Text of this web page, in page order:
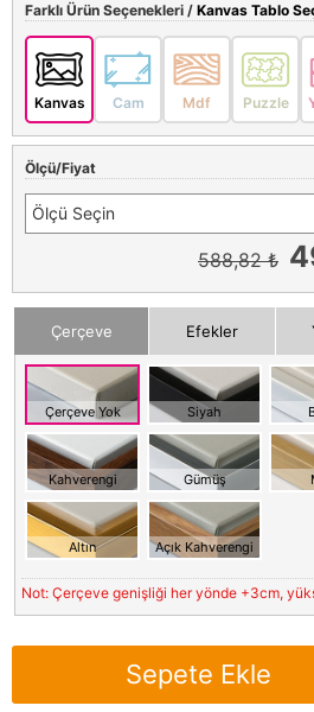
Farklı Ürün Seçenekleri / Kanvas Tablo
Kanvas Cam Mdf Puzzle
Ölçü/Fiyat
Ölçü Seçin
588,82 ₺
Çerçeve Efekler
Çerçeve Yok Siyah
Kahverengi Gümüş
Altın Açık Kahverengi
Not: Çerçeve genişliği her yönde +3cm,
Sepete Ekle